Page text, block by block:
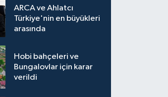
ARCA ve Ahlatcı
Türkiye'nin en büyükleri
arasında
Hobi bahçeleri ve
Bungalovlar için karar
verildi